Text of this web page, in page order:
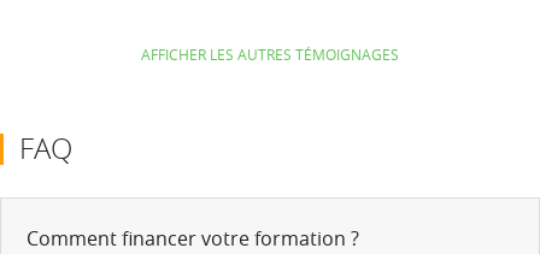
AFFICHER LES AUTRES TÉMOIGNAGES
FAQ
Comment financer votre formation ?